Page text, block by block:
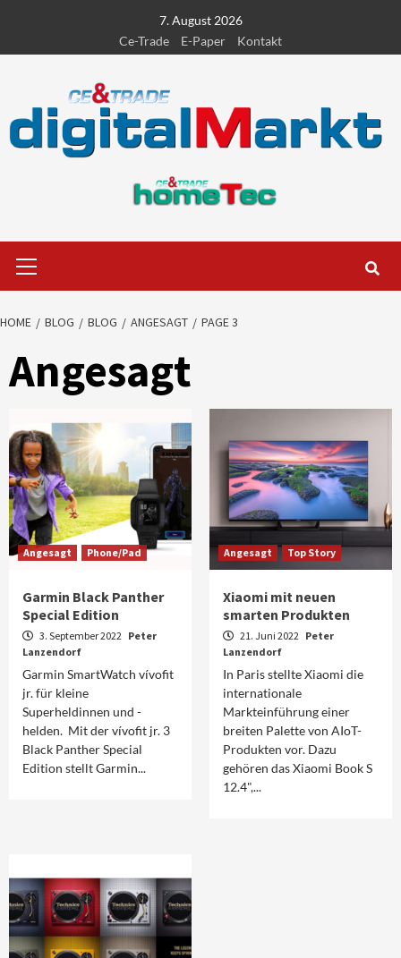
content
7. August 2026
Ce-Trade
E-Paper Kontakt
Menu
HOME BLOG BLOG ANGESAGT PAGE 3
Angesagt
Angesagt Phone/Pad
Garmin Black Panther
Special Edition
3. September 2022 Peter
Lanzendorf
Garmin SmartWatch vívofit
jr. für kleine
Superheldinnen und -
helden. Mit der vívofit jr. 3
Black Panther Special
Edition stellt Garmin...
Angesagt Top Story
Xiaomi mit neuen
smarten Produkten
21. Juni 2022 Peter
Lanzendorf
In Paris stellte Xiaomi die
internationale
Markteinführung einer
breiten Palette von AIoT-
Produkten vor. Dazu
gehören das Xiaomi Book S
12.4",...